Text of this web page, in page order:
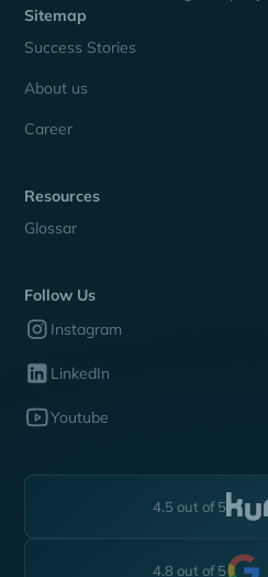
Sitemap
Success Stories
About us
Career
Resources
Glossar
Follow Us
Instagram
LinkedIn
Youtube
4.5 out of 5
4.8 out of 5